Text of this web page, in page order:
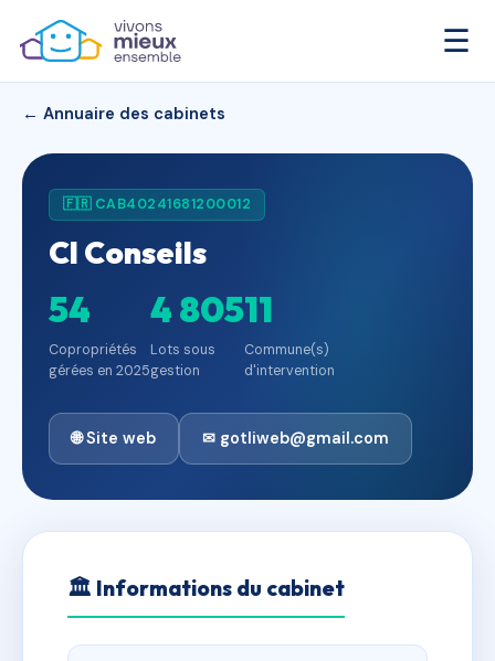
☰
← Annuaire des cabinets
🇫🇷 CAB40241681200012
Cl Conseils
54
Copropriétés
gérées en 2025
4 805
Lots sous
gestion
11
Commune(s)
d'intervention
🌐 Site web ✉ gotliweb@gmail.com
🏛 Informations du cabinet